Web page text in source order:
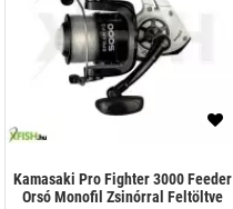
Kamasaki Pro Fighter 3000 Feeder
Orsó Monofil Zsinórral Feltöltve